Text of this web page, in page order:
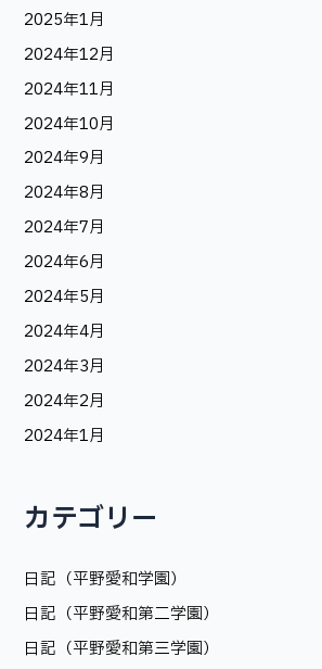
2025年1月
2024年12月
2024年11月
2024年10月
2024年9月
2024年8月
2024年7月
2024年6月
2024年5月
2024年4月
2024年3月
2024年2月
2024年1月
カテゴリー
日記（平野愛和学園）
日記（平野愛和第二学園）
日記（平野愛和第三学園）